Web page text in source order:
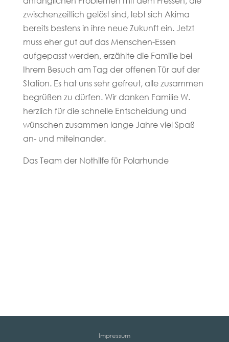
zwischenzeitlich gelöst sind, lebt sich Akima
bereits bestens in ihre neue Zukunft ein. Jetzt
muss eher gut auf das Menschen-Essen
aufgepasst werden, erzählte die Familie bei
Ihrem Besuch am Tag der offenen Tür auf der
Station. Es hat uns sehr gefreut, alle zusammen
begrüßen zu dürfen. Wir danken Familie W.
herzlich für die schnelle Entscheidung und
wünschen zusammen lange Jahre viel Spaß
an- und miteinander.
Das Team der Nothilfe für Polarhunde
Impressum